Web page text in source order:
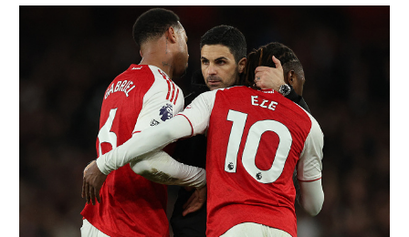
לוח דרושים – ג'ובנט